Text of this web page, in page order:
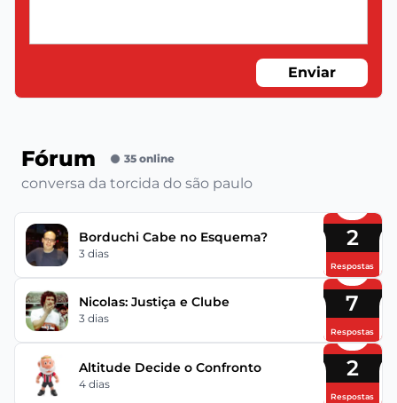
Enviar
Fórum 35 online
conversa da torcida do são paulo
Borduchi Cabe no Esquema?
3 dias
2
Respostas
Nicolas: Justiça e Clube
3 dias
7
Respostas
Altitude Decide o Confronto
4 dias
2
Respostas